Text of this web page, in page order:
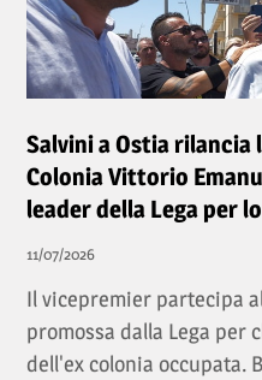
Salvini a Ostia rilancia
Colonia Vittorio
leader della Lega per
11/07/2026
Il vicepremier partecipa
promossa dalla Lega per
dell'ex colonia occupata.